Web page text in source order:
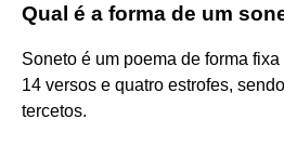
Qual é a forma de um
Soneto é um poema de forma
14 versos e quatro estrofes,
tercetos.